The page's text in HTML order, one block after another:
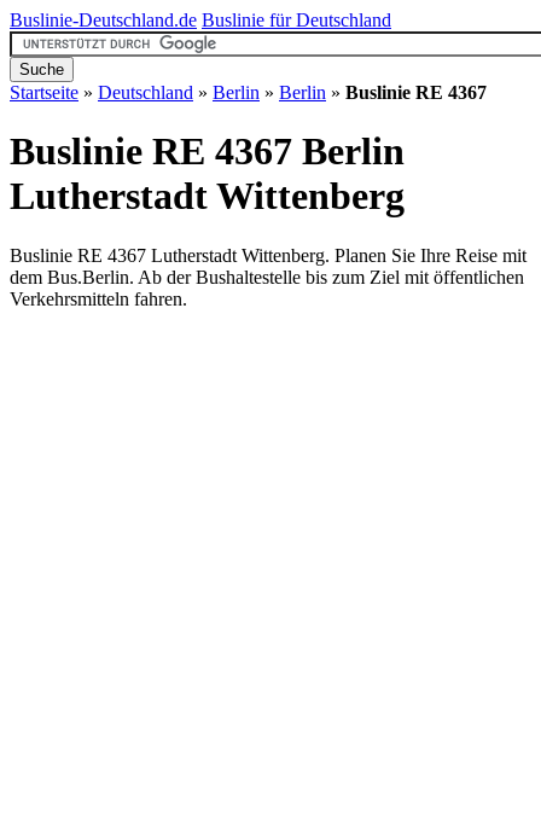
Buslinie-Deutschland.de Buslinie für Deutschland
Startseite » Deutschland » Berlin » Berlin » Buslinie RE 4367
Buslinie RE 4367 Berlin
Lutherstadt Wittenberg
Buslinie RE 4367 Lutherstadt Wittenberg. Planen Sie Ihre Reise mit
dem Bus.Berlin. Ab der Bushaltestelle bis zum Ziel mit öffentlichen
Verkehrsmitteln fahren.